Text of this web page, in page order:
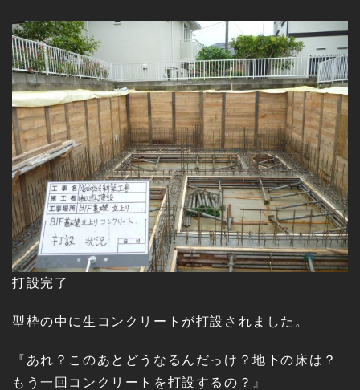
打設完了
型枠の中に生コンクリートが打設されました。
『あれ？このあとどうなるんだっけ？地下の床は？
もう一回コンクリートを打設するの？』